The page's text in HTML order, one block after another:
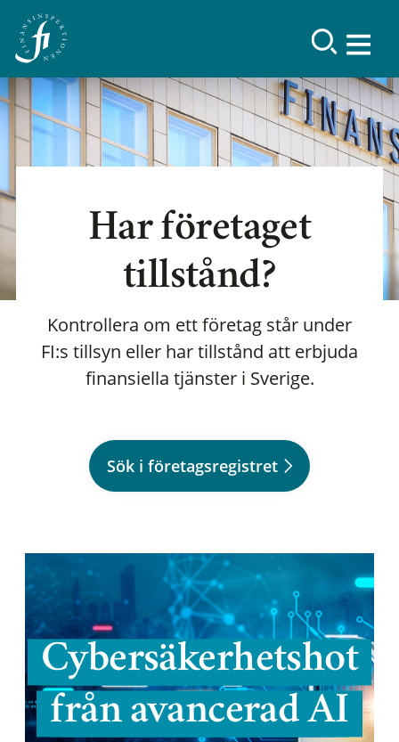
Har företaget
tillstånd?
Kontrollera om ett företag står under
FI:s tillsyn eller har tillstånd att erbjuda
finansiella tjänster i Sverige.
Sök i företagsregistret
Cybersäkerhetshot
från avancerad AI